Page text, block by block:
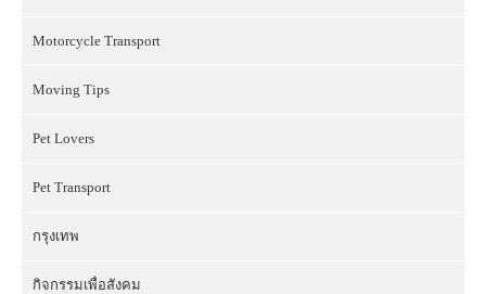
Motorcycle Transport
Moving Tips
Pet Lovers
Pet Transport
กรุงเทพ
กิจกรรมเพื่อสังคม